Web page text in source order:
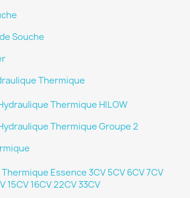
Souche
Thermique
Thermique HILOW
Thermique Groupe 2
Essence 3CV 5CV 6CV 7CV
15CV 16CV 22CV 33CV